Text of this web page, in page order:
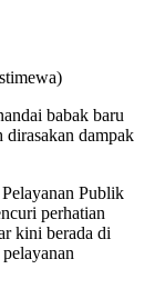
babak baru
dirasakan dampak
Publik
perhatian
kini berada di